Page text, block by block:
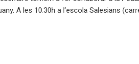
A les 10.30h a l’escola Salesians